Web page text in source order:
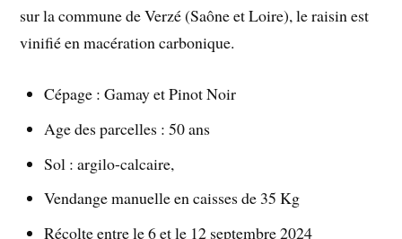
sur la commune de Verzé (Saône et Loire), le raisin est
vinifié en macération carbonique.
Cépage : Gamay et Pinot Noir
Age des parcelles : 50 ans
Sol : argilo-calcaire,
Vendange manuelle en caisses de 35 Kg
Récolte entre le 6 et le 12 septembre 2024